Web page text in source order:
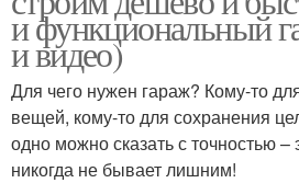
и функциональный
и видео)
Для чего нужен гараж? Кому-то
вещей, кому-то для сохранения
одно можно сказать с точностью
никогда не бывает лишним!